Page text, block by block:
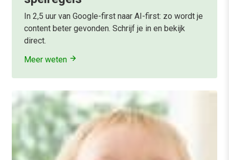
In 2,5 uur van Google-first naar AI-first: zo wordt je
content beter gevonden. Schrijf je in en bekijk
direct.
Meer weten